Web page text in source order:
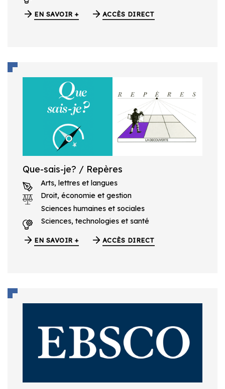
EN SAVOIR + ACCÈS DIRECT
Que-sais-je? / Repères
Arts, lettres et langues
Droit, économie et gestion
Sciences humaines et sociales
Sciences, technologies et santé
EN SAVOIR + ACCÈS DIRECT